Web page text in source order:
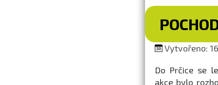
Vytvořeno:
Do Prčice se
akce bylo